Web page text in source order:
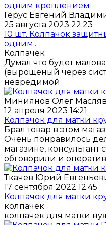
Герус Евгений
25 августа 2023 22:23
10 шт. Колпачок
одним...
Колпачек
Думал что будет
(вырощеный через
невредимой
Миниянов Олег
12 апреля 2023 14:21
Колпачок для матки
Брал товар в этом
Очень понравилось
магазине, консультант
обговорили и
Ткачев Юрий
17 сентября 2022 12:45
Колпачок для матки
колпачек
колпачек для матки